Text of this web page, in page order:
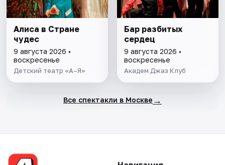
Алиса в Стране
чудес
9 августа 2026 •
воскресенье
Детский театр «А–Я»
Бар разбитых
сердец
9 августа 2026 •
воскресенье
Академ Джаз Клуб
Все спектакли в Москве →